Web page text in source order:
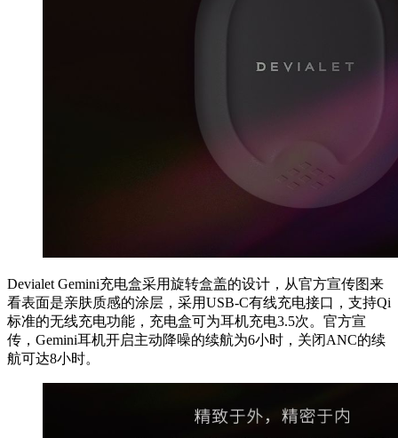
Devialet Gemini充电盒采用旋转盒盖的设计，从官方宣传图来
看表面是亲肤质感的涂层，采用USB-C有线充电接口，支持Qi
标准的无线充电功能，充电盒可为耳机充电3.5次。官方宣
传，Gemini耳机开启主动降噪的续航为6小时，关闭ANC的续
航可达8小时。